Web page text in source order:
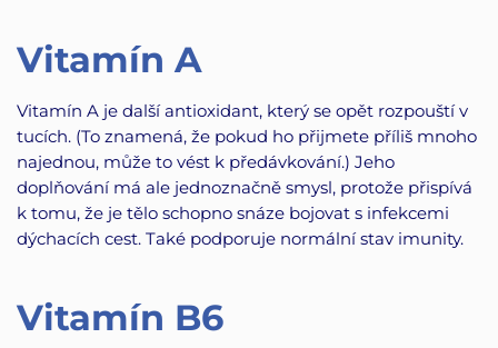
Vitamín A
Vitamín A je další antioxidant, který se opět rozpouští v
tucích. (To znamená, že pokud ho přijmete příliš mnoho
najednou, může to vést k předávkování.) Jeho
doplňování má ale jednoznačně smysl, protože přispívá
k tomu, že je tělo schopno snáze bojovat s infekcemi
dýchacích cest. Také podporuje normální stav imunity.
Vitamín B6